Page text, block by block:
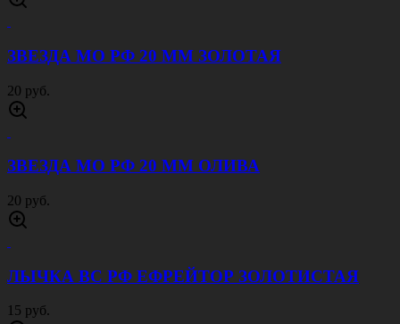
ЗВЕЗДА МО РФ 20 ММ ЗОЛОТАЯ
20 руб.
ЗВЕЗДА МО РФ 20 ММ ОЛИВА
20 руб.
ЛЫЧКА ВС РФ ЕФРЕЙТОР ЗОЛОТИСТАЯ
15 руб.